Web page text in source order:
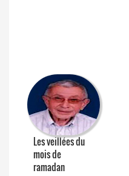
Les veillées du
mois de
ramadan